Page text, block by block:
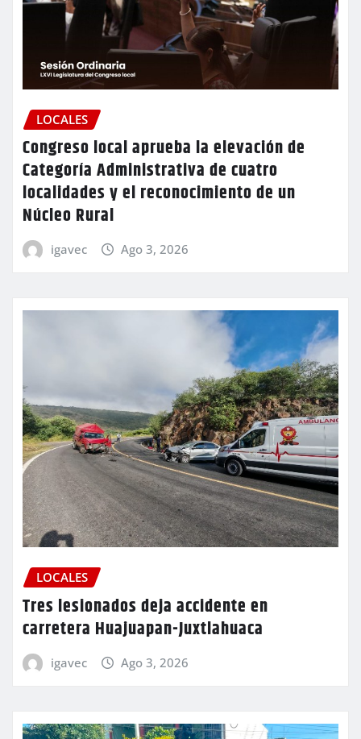
LOCALES
Congreso local aprueba la elevación de
Categoría Administrativa de cuatro
localidades y el reconocimiento de un
Núcleo Rural
igavec Ago 3, 2026
LOCALES
Tres lesionados deja accidente en
carretera Huajuapan-Juxtlahuaca
igavec Ago 3, 2026